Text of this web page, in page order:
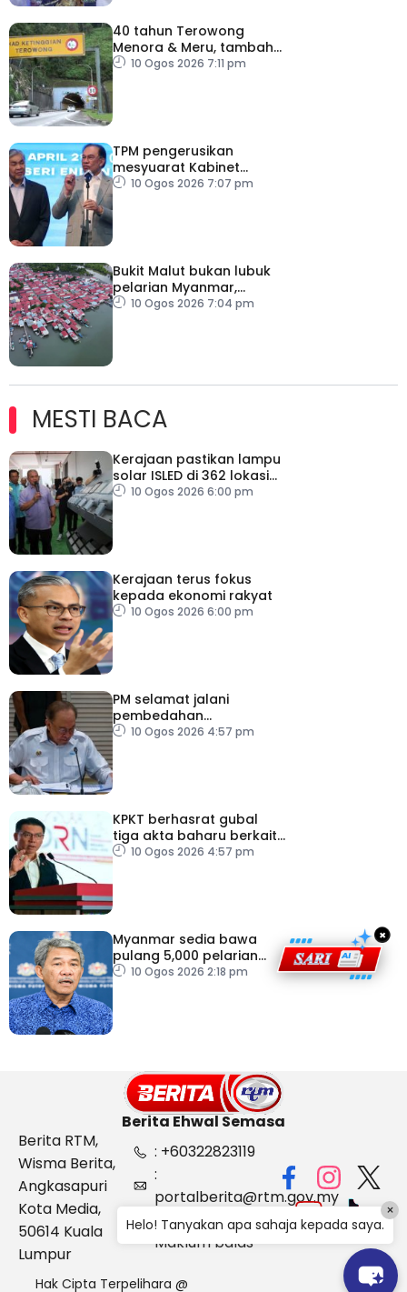
40 tahun Terowong
Menora & Meru, tambah
baik dan selenggara elak
10 Ogos 2026 7:11 pm
TPM pengerusikan
mesyuarat Kabinet
sepanjang ketiadaan PM
10 Ogos 2026 7:07 pm
Bukit Malut bukan lubuk
pelarian Myanmar,
majoriti penduduk
10 Ogos 2026 7:04 pm
MESTI BACA
Kerajaan pastikan lampu
solar ISLED di 362 lokasi
berkualiti, selamat
10 Ogos 2026 6:00 pm
Kerajaan terus fokus
kepada ekonomi rakyat
10 Ogos 2026 6:00 pm
PM selamat jalani
pembedahan
laparoskopi rawat hernia
10 Ogos 2026 4:57 pm
KPKT berhasrat gubal
tiga akta baharu berkait
perumahan
10 Ogos 2026 4:57 pm
Myanmar sedia bawa
pulang 5,000 pelarian
guna kapal
10 Ogos 2026 2:18 pm
×
Berita Ehwal Semasa
Berita RTM,
Wisma Berita,
Angkasapuri
Kota Media,
50614 Kuala
Lumpur
: +60322823119
:
portalberita@rtm.gov.my
: Aduan &
Maklum balas
Hak Cipta Terpelihara @
Helo! Tanyakan apa sahaja kepada saya.
×